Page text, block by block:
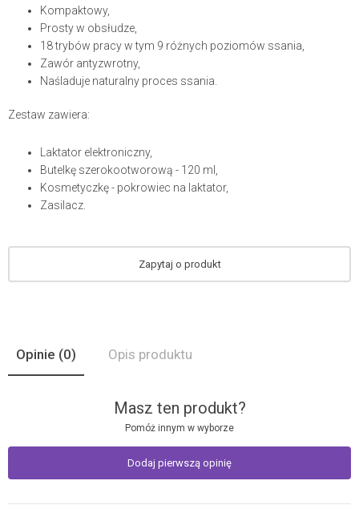
Kompaktowy,
Prosty w obsłudze,
18 trybów pracy w tym 9 różnych poziomów ssania,
Zawór antyzwrotny,
Naśladuje naturalny proces ssania.
Zestaw zawiera:
Laktator elektroniczny,
Butelkę szerokootworową - 120 ml,
Kosmetyczkę - pokrowiec na laktator,
Zasilacz.
Zapytaj o produkt
Opinie (0) Opis produktu
Masz ten produkt?
Pomóż innym w wyborze
Dodaj pierwszą opinię